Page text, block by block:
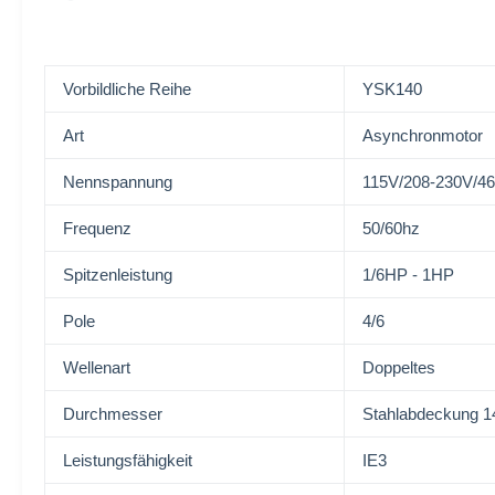
Vorbildliche Reihe YSK140
Art Asynchronmotor
Nennspannung 115V/208-230V/
Frequenz 50/60hz
Spitzenleistung 1/6HP - 1HP
Pole 4/6
Wellenart Doppeltes
Durchmesser Stahlabdeckung
Leistungsfähigkeit IE3